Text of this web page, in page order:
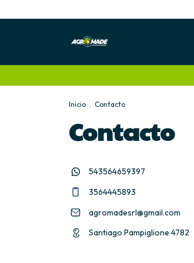
Inicio . Contacto
Contacto
543564659397
3564445893
agromadesrl@gmail.com
Santiago Pampiglione 4782